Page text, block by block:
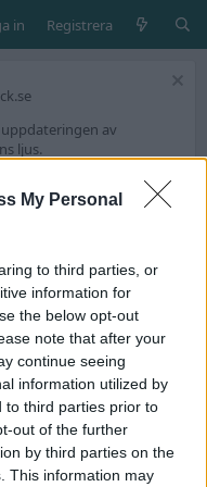
My Personal
to third parties, or
information for
the below opt-out
note that after your
continue seeing
information utilized by
to third parties prior to
out of the further
by third parties on the
This information may
in Registrera
av
ljus.
för feedback och tekniska
bästa klockforum!
så kan den rädda
gjort! Det hela började